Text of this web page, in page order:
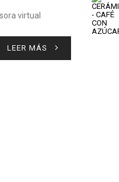
virtual
LEER MÁS